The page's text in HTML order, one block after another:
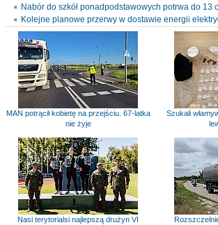
Nabór do szkół ponadpodstawowych potrwa do 13
Kolejne planowe przerwy w dostawie energii
MAN potrącił kobietę na przejściu. 67-latka
nie żyje
Szukali
Nasi terytorialsi najlepszą drużyn VI